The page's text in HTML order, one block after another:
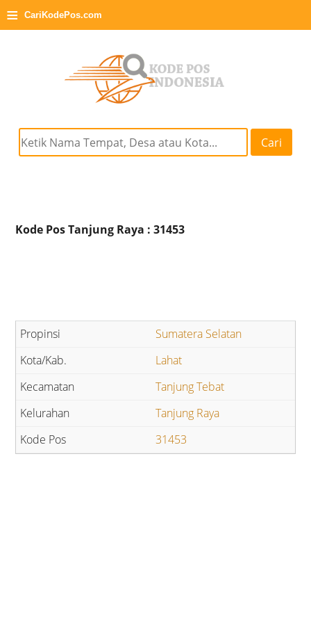
≡ CariKodePos.com
Cari
Kode Pos Tanjung Raya : 31453
Sumatera Selatan
Lahat
Tanjung Tebat
Tanjung Raya
31453